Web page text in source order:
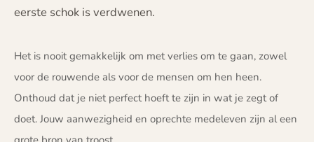
eerste schok is verdwenen.
Het is nooit gemakkelijk om met verlies om te gaan, zowel
voor de rouwende als voor de mensen om hen heen.
Onthoud dat je niet perfect hoeft te zijn in wat je zegt of
doet. Jouw aanwezigheid en oprechte medeleven zijn al een